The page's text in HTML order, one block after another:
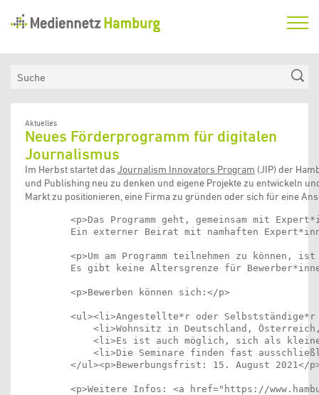
Hamburg
Aktuelles
Medienkompetenzfonds
Verein
Aktuelles
Neues Förderprogramm für digitalen
Journalismus
Im Herbst startet das Journalism Innovators Program (JIP) der
und Publishing neu zu denken und eigene Projekte zu entwickeln
Markt zu positionieren, eine Firma zu gründen oder sich für eine
<p>Das Programm geht, gemeinsam mit
Ein externer Beirat mit namhaften
<p>Um am Programm teilnehmen zu können,
Es gibt keine Altersgrenze für
        <p>Bewerben können sich:</p>
<ul><li>Angestellte*r oder
<li>Wohnsitz in Deutschland,
<li>Es ist auch möglich, sich als
<li>Die Seminare finden fast
</ul><p>Bewerbungsfrist: 15. August 2021</
<p>Weitere Infos: <a href="https://